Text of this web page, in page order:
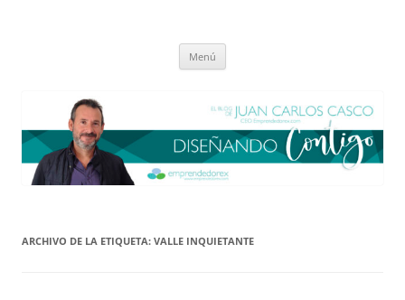
Menú
ARCHIVO DE LA ETIQUETA: VALLE INQUIETANTE